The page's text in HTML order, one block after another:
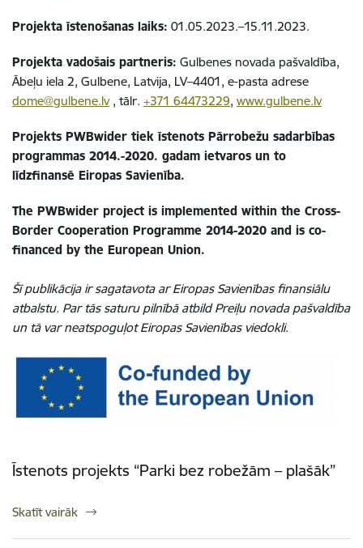
Projekta īstenošanas laiks: 01.05.2023.–15.11.2023.
Projekta vadošais partneris: Gulbenes novada pašvaldība,
Ābeļu iela 2, Gulbene, Latvija, LV–4401, e-pasta adrese
dome@gulbene.lv, tālr. +371 64473229, www.gulbene.lv
Projekts PWBwider tiek īstenots Pārrobežu sadarbības
programmas 2014.-2020. gadam ietvaros un to
līdzfinansē Eiropas Savienība.
The PWBwider project is implemented within the Cross-
Border Cooperation Programme 2014-2020 and is co-
financed by the European Union.
Šī publikācija ir sagatavota ar Eiropas Savienības finansiālu
atbalstu. Par tās saturu pilnībā atbild Preiļu novada pašvaldība
un tā var neatspoguļot Eiropas Savienības viedokli.
Īstenots projekts “Parki bez robežām – plašāk”
Skatīt vairāk